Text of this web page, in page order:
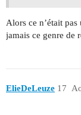
Alors ce n’était
jamais ce genre de
ElieDeLeuze 17